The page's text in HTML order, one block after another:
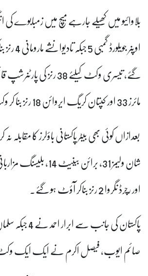
بلاوائیو میں کھیلے جارہے میچ میں زمبابوے کی
اوپنر
گئے، تیسری وکٹ کیلئے 38
مائرز 33 اور کپتان کریگ ایروائن 18 رنز بنا کر وکٹ گنوا بیٹھے۔
اور رچرڈ نگروا 2 رنز بناکر آؤٹ ہو گئے۔
صائم ایوب، فیصل اکرم نے ایک ایک